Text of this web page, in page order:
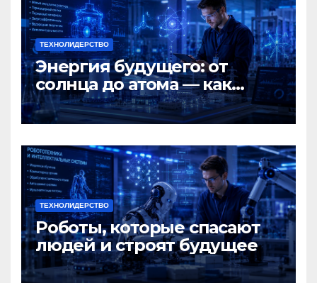
ТЕХНОЛИДЕРСТВО
Энергия будущего: от
солнца до атома — как
Россия меняет мир
ТЕХНОЛИДЕРСТВО
Роботы, которые спасают
людей и строят будущее